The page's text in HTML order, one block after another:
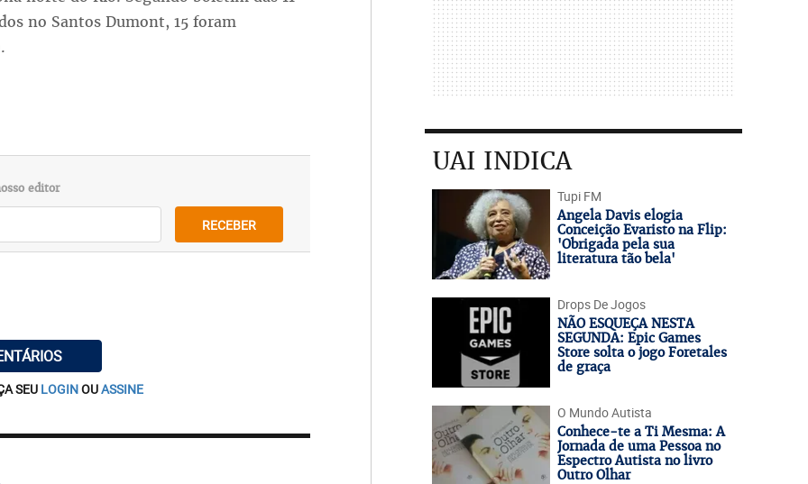
no Santos Dumont, 15 foram
editor
RECEBER
SEU LOGINOUASSINE
UAI INDICA
Tupi FM
Angela Davis elogia
Conceição Evaristo na Flip:
'Obrigada pela sua
literatura tão bela'
Drops De Jogos
NÃO ESQUEÇA NESTA
SEGUNDA: Epic Games
Store solta o jogo Foretales
de graça
O Mundo Autista
Conhece-te a Ti Mesma: A
Jornada de uma Pessoa no
Espectro Autista no livro
Outro Olhar